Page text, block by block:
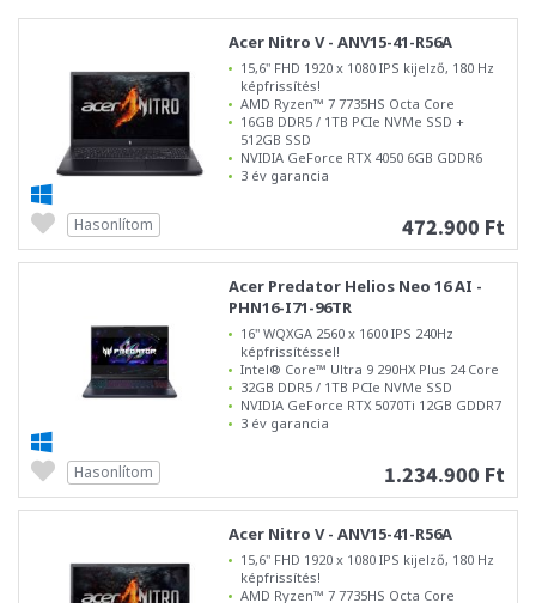
Acer Nitro V - ANV15-41-R56A
15,6" FHD 1920 x 1080 IPS kijelző, 180 Hz
képfrissítés!
AMD Ryzen™ 7 7735HS Octa Core
16GB DDR5 / 1TB PCIe NVMe SSD +
512GB SSD
NVIDIA GeForce RTX 4050 6GB GDDR6
3 év garancia
472.900 Ft
Hasonlítom
Acer Predator Helios Neo 16 AI -
PHN16-I71-96TR
16" WQXGA 2560 x 1600 IPS 240Hz
képfrissítéssel!
Intel® Core™ Ultra 9 290HX Plus 24 Core
32GB DDR5 / 1TB PCIe NVMe SSD
NVIDIA GeForce RTX 5070Ti 12GB GDDR7
3 év garancia
1.234.900 Ft
Hasonlítom
Acer Nitro V - ANV15-41-R56A
15,6" FHD 1920 x 1080 IPS kijelző, 180 Hz
képfrissítés!
AMD Ryzen™ 7 7735HS Octa Core